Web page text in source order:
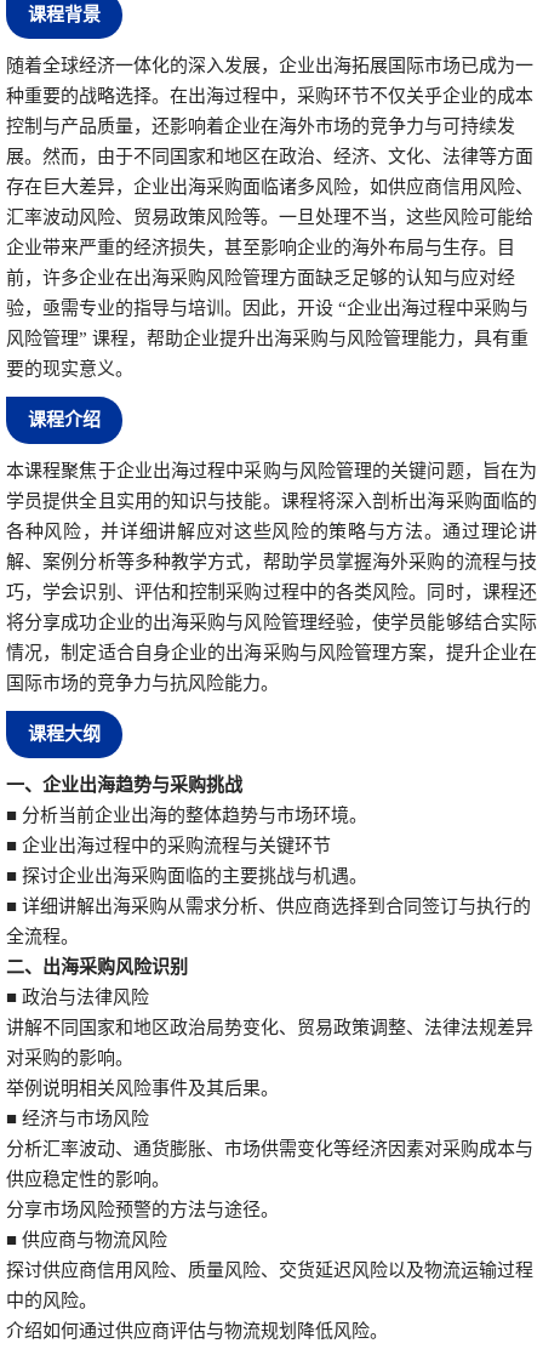
课程背景
随着全球经济一体化的深入发展，企业出海拓展国际市场已成为一
种重要的战略选择。在出海过程中，采购环节不仅关乎企业的成本
控制与产品质量，还影响着企业在海外市场的竞争力与可持续发
展。然而，由于不同国家和地区在政治、经济、文化、法律等方面
存在巨大差异，企业出海采购面临诸多风险，如供应商信用风险、
汇率波动风险、贸易政策风险等。一旦处理不当，这些风险可能给
企业带来严重的经济损失，甚至影响企业的海外布局与生存。目
前，许多企业在出海采购风险管理方面缺乏足够的认知与应对经
验，亟需专业的指导与培训。因此，开设 “企业出海过程中采购与
风险管理” 课程，帮助企业提升出海采购与风险管理能力，具有重
要的现实意义。
课程介绍
本课程聚焦于企业出海过程中采购与风险管理的关键问题，旨在为
学员提供全且实用的知识与技能。课程将深入剖析出海采购面临的
各种风险，并详细讲解应对这些风险的策略与方法。通过理论讲
解、案例分析等多种教学方式，帮助学员掌握海外采购的流程与技
巧，学会识别、评估和控制采购过程中的各类风险。同时，课程还
将分享成功企业的出海采购与风险管理经验，使学员能够结合实际
情况，制定适合自身企业的出海采购与风险管理方案，提升企业在
国际市场的竞争力与抗风险能力。
课程大纲
一、 企业出海趋势与采购挑战
■ 分析当前企业出海的整体趋势与市场环境。
■ 企业出海过程中的采购流程与关键环节
■ 探讨企业出海采购面临的主要挑战与机遇。
■ 详细讲解出海采购从需求分析、供应商选择到合同签订与执行的
全流程。
二、出海采购风险识别
■ 政治与法律风险
讲解不同国家和地区政治局势变化、贸易政策调整、法律法规差异
对采购的影响。
举例说明相关风险事件及其后果。
■ 经济与市场风险
分析汇率波动、通货膨胀、市场供需变化等经济因素对采购成本与
供应稳定性的影响。
分享市场风险预警的方法与途径。
■ 供应商与物流风险
探讨供应商信用风险、质量风险、交货延迟风险以及物流运输过程
中的风险。
介绍如何通过供应商评估与物流规划降低风险。